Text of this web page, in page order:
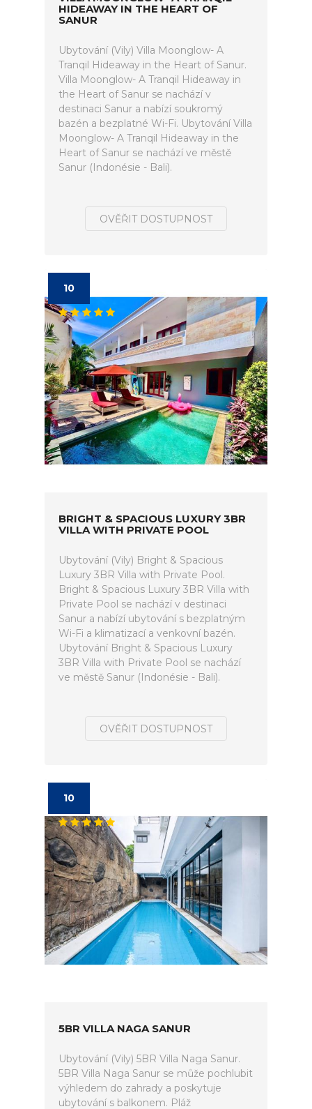
HIDEAWAY IN THE HEART OF
SANUR
Ubytování (Vily) Villa Moonglow- A
Tranqil Hideaway in the Heart of Sanur.
Villa Moonglow- A Tranqil Hideaway in
the Heart of Sanur se nachází v
destinaci Sanur a nabízí soukromý
bazén a bezplatné Wi-Fi. Ubytování Villa
Moonglow- A Tranqil Hideaway in the
Heart of Sanur se nachází ve městě
Sanur (Indonésie - Bali).
OVĚŘIT DOSTUPNOST
10
BRIGHT & SPACIOUS LUXURY 3BR
VILLA WITH PRIVATE POOL
Ubytování (Vily) Bright & Spacious
Luxury 3BR Villa with Private Pool.
Bright & Spacious Luxury 3BR Villa with
Private Pool se nachází v destinaci
Sanur a nabízí ubytování s bezplatným
Wi-Fi a klimatizací a venkovní bazén.
Ubytování Bright & Spacious Luxury
3BR Villa with Private Pool se nachází
ve městě Sanur (Indonésie - Bali).
OVĚŘIT DOSTUPNOST
10
5BR VILLA NAGA SANUR
Ubytování (Vily) 5BR Villa Naga Sanur.
5BR Villa Naga Sanur se může pochlubit
výhledem do zahrady a poskytuje
ubytování s balkonem. Pláž